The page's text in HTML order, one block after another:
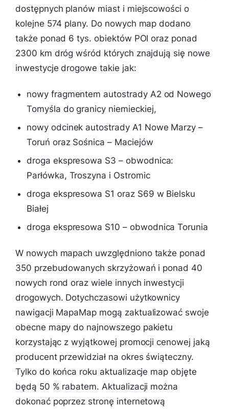
dostępnych planów miast i miejscowości o
kolejne 574 plany. Do nowych map dodano
także ponad 6 tys. obiektów POI oraz ponad
2300 km dróg wśród których znajdują się nowe
inwestycje drogowe takie jak:
nowy fragmentem autostrady A2 od Nowego
Tomyśla do granicy niemieckiej,
nowy odcinek autostrady A1 Nowe Marzy –
Toruń oraz Sośnica – Maciejów
droga ekspresowa S3 – obwodnica:
Parłówka, Troszyna i Ostromic
droga ekspresowa S1 oraz S69 w Bielsku
Białej
droga ekspresowa S10 – obwodnica Torunia
W nowych mapach uwzględniono także ponad
350 przebudowanych skrzyżowań i ponad 40
nowych rond oraz wiele innych inwestycji
drogowych. Dotychczasowi użytkownicy
nawigacji MapaMap mogą zaktualizować swoje
obecne mapy do najnowszego pakietu
korzystając z wyjątkowej promocji cenowej jaką
producent przewidział na okres świąteczny.
Tylko do końca roku aktualizacje map objęte
będą 50 % rabatem. Aktualizacji można
dokonać poprzez stronę internetową